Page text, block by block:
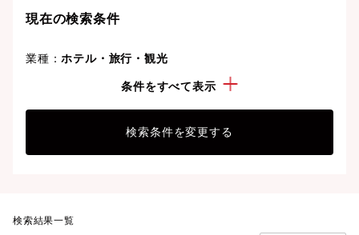
現在の検索条件
業種：ホテル・旅行・観光
車通勤可条件をすべて表示
検索条件を変更する
検索結果一覧